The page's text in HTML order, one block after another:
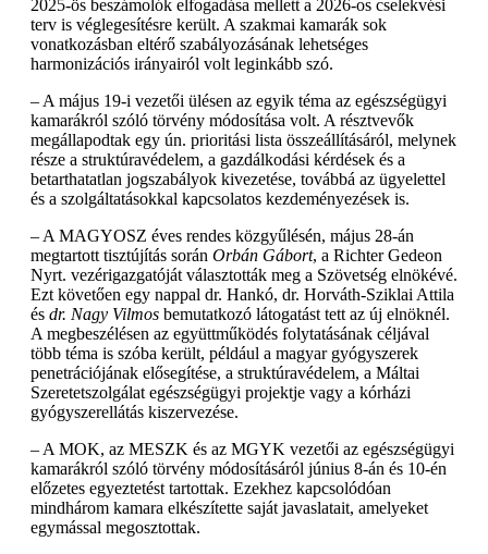
2025-ös beszámolók elfogadása mellett a 2026-os cselekvési
terv is véglegesítésre került. A szakmai kamarák sok
vonatkozásban eltérő szabályozásának lehetséges
harmonizációs irányairól volt leginkább szó.
– A május 19-i vezetői ülésen az egyik téma az egészségügyi
kamarákról szóló törvény módosítása volt. A résztvevők
megállapodtak egy ún. prioritási lista összeállításáról, melynek
része a struktúravédelem, a gazdálkodási kérdések és a
betarthatatlan jogszabályok kivezetése, továbbá az ügyelettel
és a szolgáltatásokkal kapcsolatos kezdeményezések is.
– A MAGYOSZ éves rendes közgyűlésén, május 28-án
megtartott tisztújítás során Orbán Gábort, a Richter Gedeon
Nyrt. vezérigazgatóját választották meg a Szövetség elnökévé.
Ezt követően egy nappal dr. Hankó, dr. Horváth-Sziklai Attila
és dr. Nagy Vilmos bemutatkozó látogatást tett az új elnöknél.
A megbeszélésen az együttműködés folytatásának céljával
több téma is szóba került, például a magyar gyógyszerek
penetrációjának elősegítése, a struktúravédelem, a Máltai
Szeretetszolgálat egészségügyi projektje vagy a kórházi
gyógyszerellátás kiszervezése.
– A MOK, az MESZK és az MGYK vezetői az egészségügyi
kamarákról szóló törvény módosításáról június 8-án és 10-én
előzetes egyeztetést tartottak. Ezekhez kapcsolódóan
mindhárom kamara elkészítette saját javaslatait, amelyeket
egymással megosztottak.